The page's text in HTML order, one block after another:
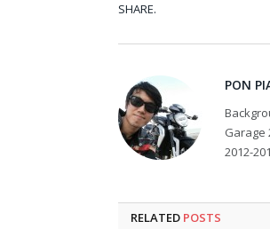
SHARE.
PON
Garage
2012-
RELATED POSTS